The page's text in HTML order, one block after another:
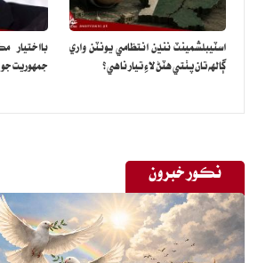
اسٽيبلشمينٽ ننڍن انتظامي يونٽن واري
ڳالهه تان پٺتي هٽڻ لاءِ تيار ناهي؟
بااختيار
جمهوريت
نڪور خبرون